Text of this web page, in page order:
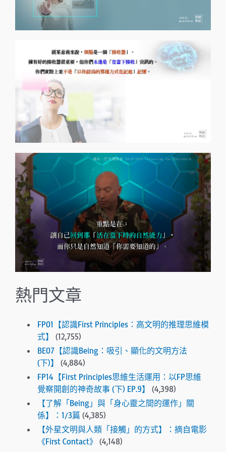
熱門文章
FP01【認識First Principles：高文明的推理思維模
式】
(12,755)
BE07【認識Being：吸引、顯化的文明方法
(下)】
(4,884)
FP14【First Principles思維生活運用：以FP思維
覺察開創的神奇故事 (下) EP.9】
(4,398)
【了解「Being」與「身心靈之間的運作」關
係】：1/3篇 (4,385)
【外星文明與人類「接觸」的方式】：摘自電影
《First Contact》
(4,148)